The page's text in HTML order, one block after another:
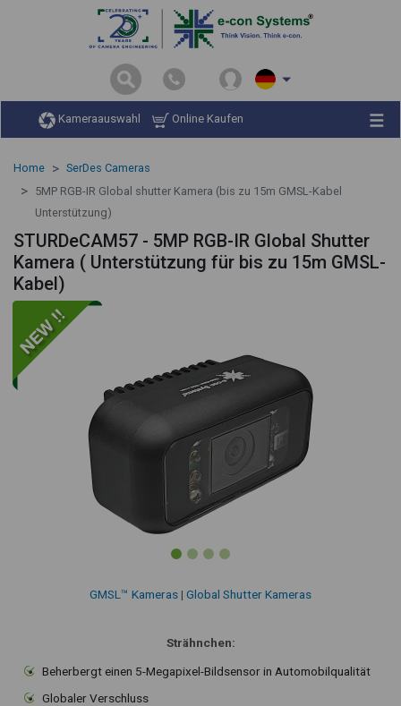
Kameraauswahl Online Kaufen
Home
SerDes Cameras
5MP RGB-IR Global shutter Kamera (bis zu 15m GMSL-Kabel
Unterstützung)
STURDeCAM57 - 5MP RGB-IR Global Shutter
Kamera ( Unterstützung für bis zu 15m GMSL-
Kabel)
GMSL™ Kameras | Global Shutter Kameras
Strähnchen:
Beherbergt einen 5-Megapixel-Bildsensor in Automobilqualität
Globaler Verschluss